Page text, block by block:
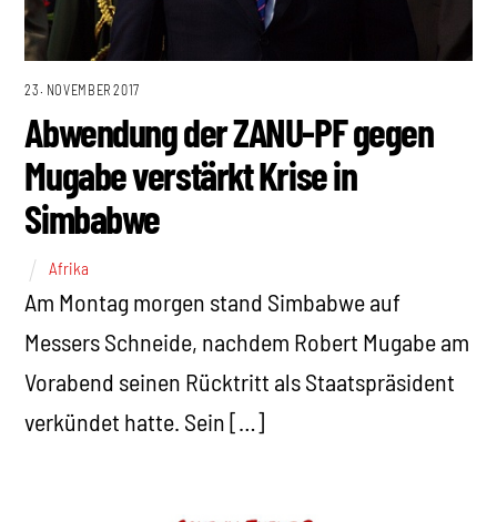
23. NOVEMBER 2017
Abwendung der ZANU-PF gegen
Mugabe verstärkt Krise in
Simbabwe
Afrika
Am Montag morgen stand Simbabwe auf
Messers Schneide, nachdem Robert Mugabe am
Vorabend seinen Rücktritt als Staatspräsident
verkündet hatte. Sein […]